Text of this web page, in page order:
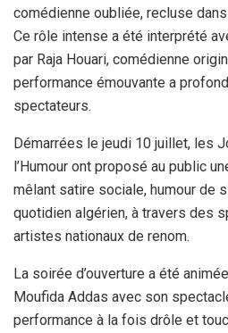
comédienne oubliée, recluse
Ce rôle intense a été interprété
par Raja Houari, comédienne
performance émouvante a
spectateurs.
Démarrées le jeudi 10 juillet, les
l’Humour ont proposé au public
mêlant satire sociale, humour de
quotidien algérien, à travers des
artistes nationaux de renom.
La soirée d’ouverture a été
Moufida Addas avec son
performance à la fois drôle et